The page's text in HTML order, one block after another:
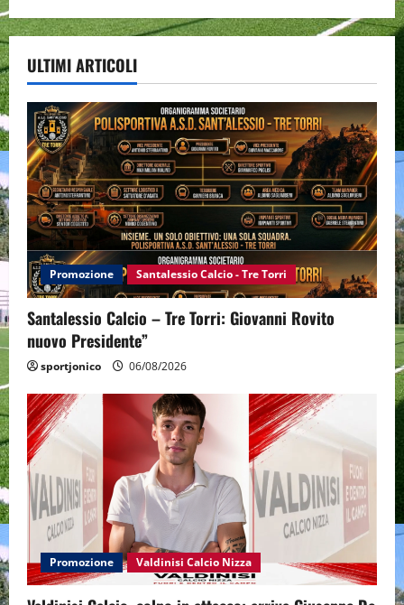
ULTIMI ARTICOLI
Promozione Santalessio Calcio - Tre Torri
Santalessio Calcio – Tre Torri: Giovanni Rovito
nuovo Presidente”
sportjonico 06/08/2026
Promozione Valdinisi Calcio Nizza